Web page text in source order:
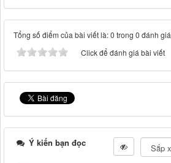
Tổng số điểm của bài viết là: 0 trong 0 đánh giá
Click để đánh giá bài viết
Ý kiến bạn đọc